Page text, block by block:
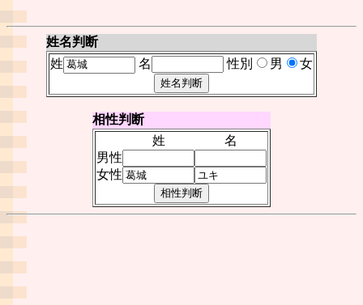
姓名判断
姓
名 性別 男 女
相性判断
姓
名
男性
女性